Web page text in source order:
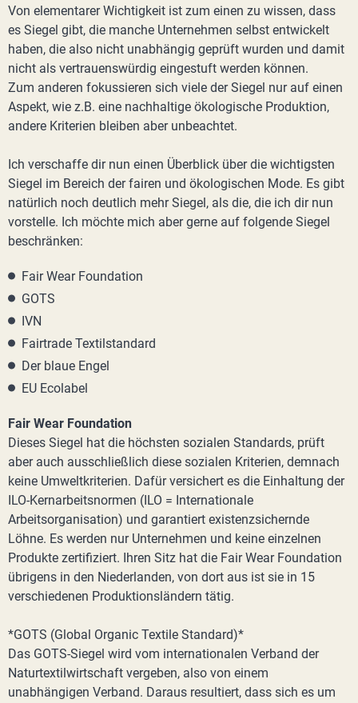
Von elementarer Wichtigkeit ist zum einen zu wissen, dass
es Siegel gibt, die manche Unternehmen selbst entwickelt
haben, die also nicht unabhängig geprüft wurden und damit
nicht als vertrauenswürdig eingestuft werden können.
Zum anderen fokussieren sich viele der Siegel nur auf einen
Aspekt, wie z.B. eine nachhaltige ökologische Produktion,
andere Kriterien bleiben aber unbeachtet.
Ich verschaffe dir nun einen Überblick über die wichtigsten
Siegel im Bereich der fairen und ökologischen Mode. Es gibt
natürlich noch deutlich mehr Siegel, als die, die ich dir nun
vorstelle. Ich möchte mich aber gerne auf folgende Siegel
beschränken:
Fair Wear Foundation
GOTS
IVN
Fairtrade Textilstandard
Der blaue Engel
EU Ecolabel
Fair Wear Foundation
Dieses Siegel hat die höchsten sozialen Standards, prüft
aber auch ausschließlich diese sozialen Kriterien, demnach
keine Umweltkriterien. Dafür versichert es die Einhaltung der
ILO-Kernarbeitsnormen (ILO = Internationale
Arbeitsorganisation) und garantiert existenzsichernde
Löhne. Es werden nur Unternehmen und keine einzelnen
Produkte zertifiziert. Ihren Sitz hat die Fair Wear Foundation
übrigens in den Niederlanden, von dort aus ist sie in 15
verschiedenen Produktionsländern tätig.
*GOTS (Global Organic Textile Standard)*
Das GOTS-Siegel wird vom internationalen Verband der
Naturtextilwirtschaft vergeben, also von einem
unabhängigen Verband. Daraus resultiert, dass sich es um